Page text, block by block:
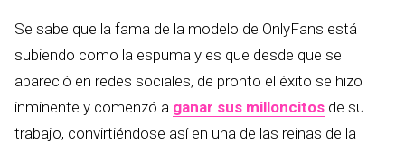
Se sabe que la fama de la modelo de OnlyFans está
subiendo como la espuma y es que desde que se
apareció en redes sociales, de pronto el éxito se hizo
inminente y comenzó a ganar sus milloncitos de su
trabajo, convirtiéndose así en una de las reinas de la